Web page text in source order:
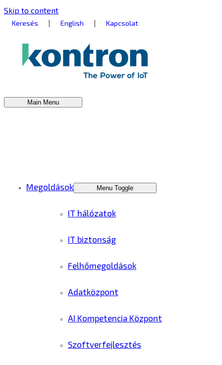
Skip to content
Keresés | English | Kapcsolat
Main Menu
Megoldások Menu Toggle
IT hálózatok
IT biztonság
Felhőmegoldások
Adatközpont
AI Kompetencia Központ
Szoftverfejlesztés